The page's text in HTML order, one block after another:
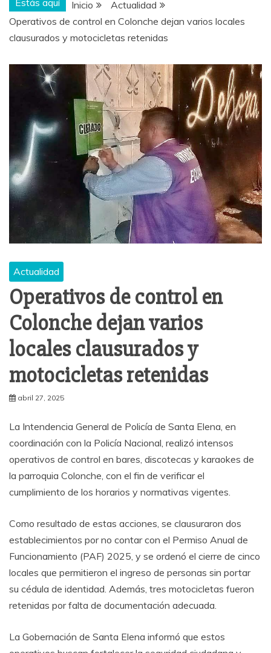
Inicio
Actualidad
Operativos de control en Colonche dejan varios locales
clausurados y motocicletas retenidas
Actualidad
Operativos de control en
Colonche dejan varios
locales clausurados y
motocicletas retenidas
abril 27, 2025
La Intendencia General de Policía de Santa Elena, en
coordinación con la Policía Nacional, realizó intensos
operativos de control en bares, discotecas y karaokes de
la parroquia Colonche, con el fin de verificar el
cumplimiento de los horarios y normativas vigentes.
Como resultado de estas acciones, se clausuraron dos
establecimientos por no contar con el Permiso Anual de
Funcionamiento (PAF) 2025, y se ordenó el cierre de cinco
locales que permitieron el ingreso de personas sin portar
su cédula de identidad. Además, tres motocicletas fueron
retenidas por falta de documentación adecuada.
La Gobernación de Santa Elena informó que estos